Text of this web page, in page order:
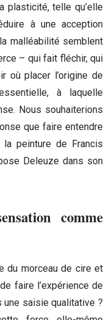
plasticité, telle qu’elle
à une acception
malléabilité semblent
– qui fait fléchir, qui
où placer l’origine de
à laquelle
Nous souhaiterions
que faire entendre
peinture de Francis
Deleuze dans son
comme
du morceau de cire et
faire l’expérience de
une saisie qualitative ?